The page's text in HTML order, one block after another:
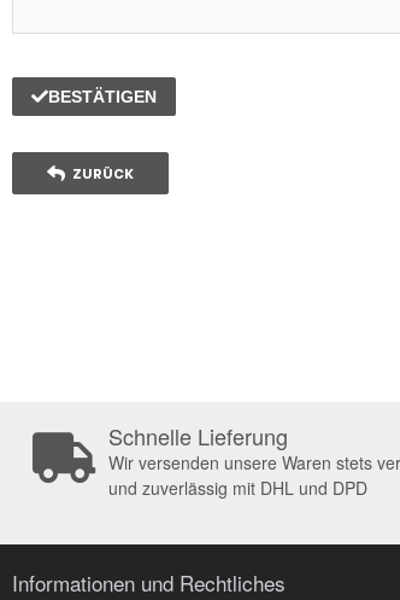
BESTÄTIGEN
ZURÜCK
Schnelle Lieferung
Wir versenden unsere Waren stets
und zuverlässig mit DHL und DPD
Informationen und Rechtliches